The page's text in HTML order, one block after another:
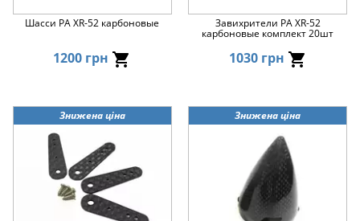
Шасси PA XR-52 карбоновые
1200 грн
Завихрители PA XR-52
карбоновые комплект 20шт
1030 грн
Знижена ціна Знижена ціна